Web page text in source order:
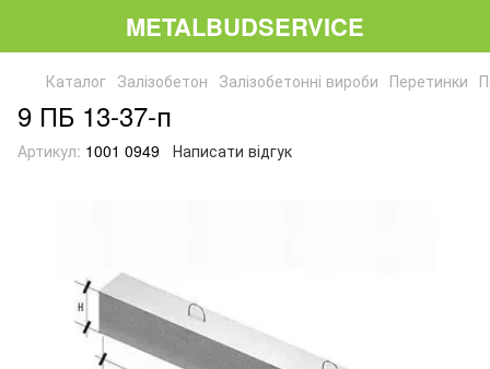
METALBUDSERVICE
Каталог Залізобетон Залізобетонні вироби Перетинки
9 ПБ 13-37-п
Артикул: 1001 0949 Написати відгук